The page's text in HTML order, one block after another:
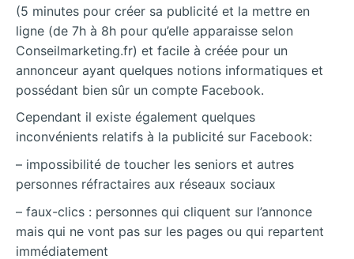
(5 minutes pour créer sa publicité et la mettre en
ligne (de 7h à 8h pour qu’elle apparaisse selon
Conseilmarketing.fr) et facile à créée pour un
annonceur ayant quelques notions informatiques et
possédant bien sûr un compte Facebook.
Cependant il existe également quelques
inconvénients relatifs à la publicité sur Facebook:
– impossibilité de toucher les seniors et autres
personnes réfractaires aux réseaux sociaux
– faux-clics : personnes qui cliquent sur l’annonce
mais qui ne vont pas sur les pages ou qui repartent
immédiatement